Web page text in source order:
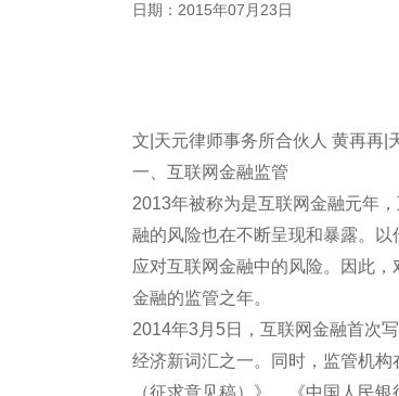
日期：2015年07月23日
文|天元律师事务所合伙人 黄再再|
一、互联网金融监管
2013年被称为是互联网金融元年
融的风险也在不断呈现和暴露。
应对互联网金融中的风险。因此
金融的监管之年。
2014年3月5日，互联网金融首次
经济新词汇之一。同时，监管机
（征求意见稿）》、《中国人民